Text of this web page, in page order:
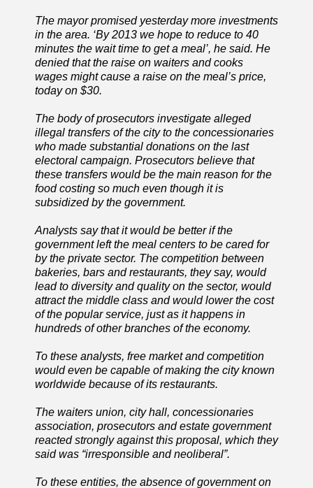
The mayor promised yesterday more investments
in the area. ‘By 2013 we hope to reduce to 40
minutes the wait time to get a meal’, he said. He
denied that the raise on waiters and cooks
wages might cause a raise on the meal’s price,
today on $30.
The body of prosecutors investigate alleged
illegal transfers of the city to the concessionaries
who made substantial donations on the last
electoral campaign. Prosecutors believe that
these transfers would be the main reason for the
food costing so much even though it is
subsidized by the government.
Analysts say that it would be better if the
government left the meal centers to be cared for
by the private sector. The competition between
bakeries, bars and restaurants, they say, would
lead to diversity and quality on the sector, would
attract the middle class and would lower the cost
of the popular service, just as it happens in
hundreds of other branches of the economy.
To these analysts, free market and competition
would even be capable of making the city known
worldwide because of its restaurants.
The waiters union, city hall, concessionaries
association, prosecutors and estate government
reacted strongly against this proposal, which they
said was “irresponsible and neoliberal”.
To these entities, the absence of government on